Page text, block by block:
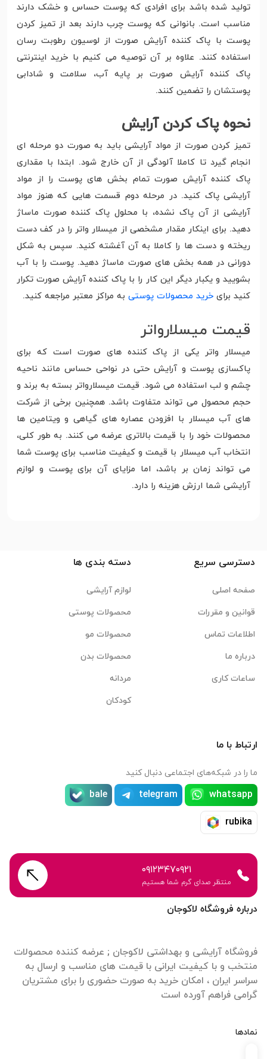
تولید شده باشد برای افرادی که پوست حساس و خشک دارند
مناسب است. بانوانی که پوست چرب دارند بعد از تمیز کردن
پوست با پاک کننده آرایش صورت از لوسیون رطوبت رسان
استفاده کنند. علاوه بر آن توصیه می کنیم با خرید اینترنتی
پاک کننده آرایش صورت بر پایه آب، سلامت و شادابی
پوستشان را تضمین کنند.
نحوه پاک کردن آرایش
تمیز کردن صورت از مواد آرایشی باید به صورت دو مرحله ای
انجام گیرد تا کاملا آلودگی از آن خارج شود. ابتدا با مقداری
پاک کننده آرایش صورت تمام بخش های پوست را از مواد
آرایشی پاک کنید. در مرحله دوم قسمت هایی که هنوز مواد
آرایشی از آن پاک نشده، با محلول پاک کننده صورت ماساژ
دهید. برای اینکار مقدار مشخصی از میسلار واتر را در کف دست
ریخته و دست ها را کاملا به آن آغشته کنید. سپس به شکل
دورانی در همه بخش های صورت ماساژ دهید. پوست را با آب
بشویید و یکبار دیگر این کار را با پاک کننده آرایش صورت تکرار
کنید برای خرید محصولات پوستی به مراکز معتبر مراجعه کنید.
قیمت میسلارواتر
میسلار واتر یکی از پاک کننده های صورت است که برای
پاکسازی پوست و آرایش حتی در نواحی حساس مانند ناحیه
چشم و لب استفاده می شود. قیمت میسلارواتر بسته به برند و
حجم محصول می تواند متفاوت باشد. همچنین برخی از شرکت
های آب میسلار با افزودن عصاره های گیاهی و ویتامین ها
محصولات خود را با قیمت بالاتری عرضه می کنند. به طور کلی،
انتخاب آب میسلار با قیمت و کیفیت مناسب برای پوست شما
می تواند زمان بر باشد، اما مزایای آن برای پوست و لوازم
آرایشی شما ارزش هزینه را دارد.
درباره فروشگاه لاکوجان
فروشگاه آرایشی و بهداشتی لاکوجان ; عرضه کننده محصولات
منتخب و با کیفیت ایرانی با قیمت های مناسب و ارسال به
سراسر ایران ، امکان خرید به صورت حضوری را برای مشتریان
گرامی فراهم آورده است
نمادها
دسترسی سریع
صفحه اصلی
قوانین و مقررات
اطلاعات تماس
درباره ما
ساعات کاری
دسته بندی ها
لوازم آرایشی
محصولات پوستی
محصولات مو
محصولات بدن
مردانه
کودکان
ارتباط با ما
ما را در شبکه‌های اجتماعی دنبال کنید
whatsapp
telegram
bale
rubika
۰۹۱۲۳۴۷۰۹۲۱
منتظر صدای گرم شما هستیم